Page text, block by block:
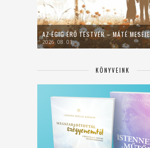
AZ ÉGIG ÉRŐ TESTVÉR – MÁTÉ MESÉJE
2026. 08. 01.
KÖNYVEINK